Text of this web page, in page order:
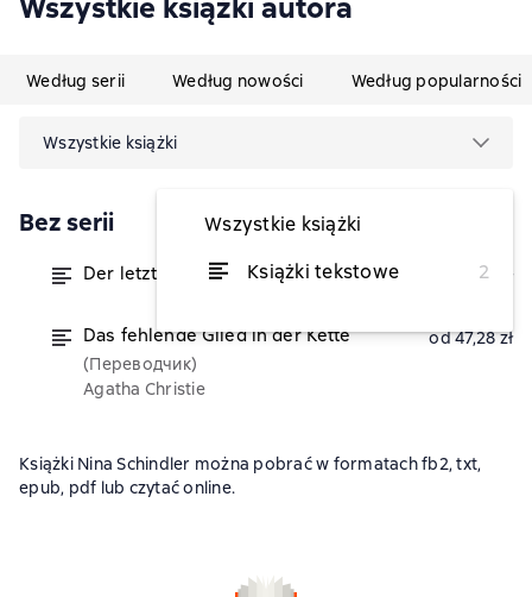
Wszystkie książki autora
Według serii Według nowości Według popularności
Wszystkie książki
Wszystkie książki
Książki tekstowe
2
Bez serii
Der letzte Schluck Corona od 34,38 zł
Das fehlende Glied in der Kette
(Переводчик)
Agatha Christie
od 47,28 zł
Książki Nina Schindler można pobrać w formatach fb2, txt,
epub, pdf lub czytać online.